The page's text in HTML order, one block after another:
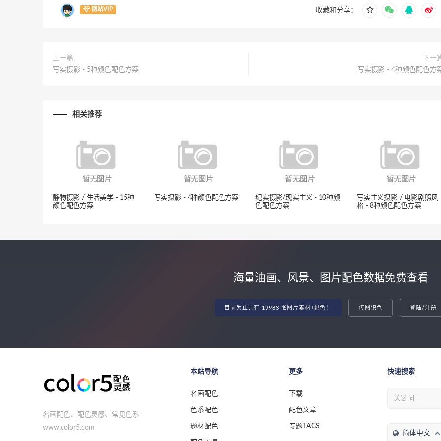
网站VIP 收藏和分享：
上一篇
写实摄影 - 5种颜色配色方案
下一
写实摄影 - 4种颜色配色方
相关推荐
静物摄影 / 生活美学 - 15种
颜色配色方案
写实摄影 - 4种颜色配色方案
纪实摄影/现实主义 - 10种颜
色配色方案
写实主义摄影 / 电影剧照风
格 - 8种颜色配色方案
海量油画、风景、图片配色数据免费查看
目前为止共有 19983 张图片素材+配色！ 传图识色 登陆/注册
名画配色、配色灵感、常见色系
www.color5.com
本站导航
名画配色
色系配色
题材配色
更多
下载
配色文章
专题TAGS
快速搜索
简体中文